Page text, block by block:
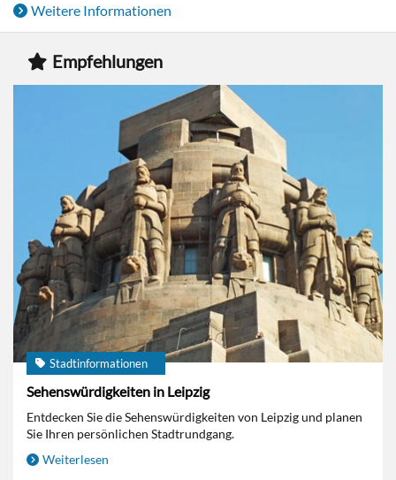
Weitere Informationen
Empfehlungen
Stadtinformationen
Sehenswürdigkeiten in Leipzig
Entdecken Sie die Sehenswürdigkeiten von Leipzig und planen
Sie Ihren persönlichen Stadtrundgang.
Weiterlesen